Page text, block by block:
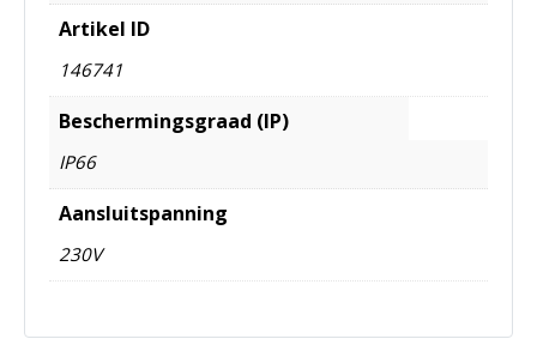
Artikel ID
146741
Beschermingsgraad (IP)
IP66
Aansluitspanning
230V